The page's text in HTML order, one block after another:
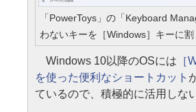
「PowerToys」の「Keyboard
わないキーを［Windows］キーに割
Windows 10以降のOSには ［
を使った便利なショートカット
ているので、積極的に活用しな